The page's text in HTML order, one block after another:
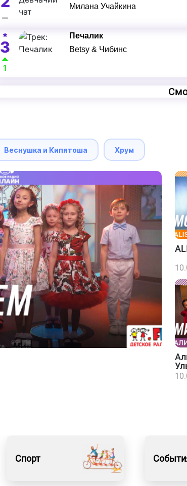
Милана Учайкина
3
1
Печалик
Betsy & Чибинс
Веснушка и Кипятоша Хрум
Спорт